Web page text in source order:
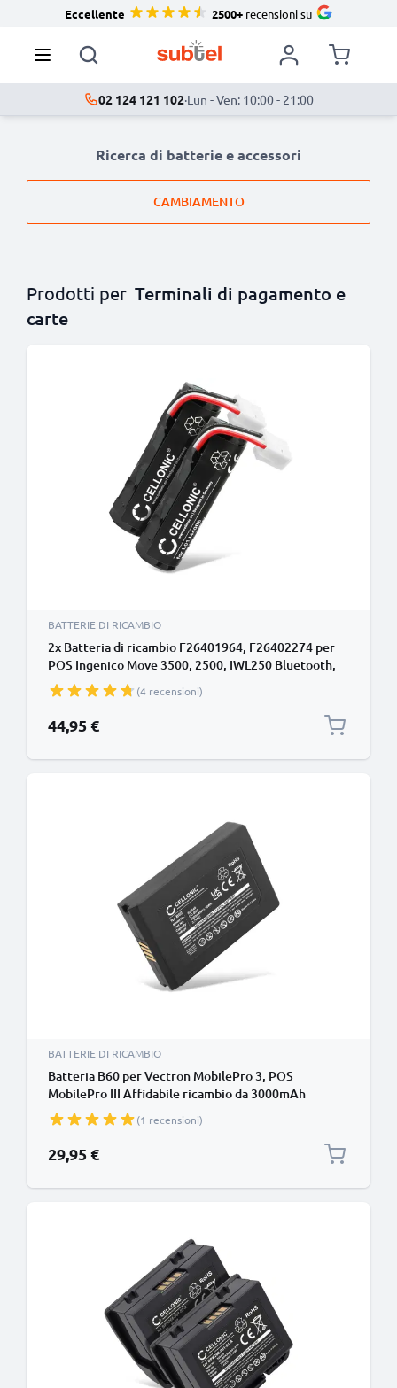
Eccellente 2500+recensioni su
02 124 121 102·Lun - Ven: 10:00 - 21:00
Ricerca di batterie e accessori
CAMBIAMENTO
Prodotti per Terminali di pagamento e
carte
BATTERIE DI RICAMBIO
2x Batteria di ricambio F26401964, F26402274 per
POS Ingenico Move 3500, 2500, IWL250 Bluetooth,
IWL220, IWL252, IWL280, IWE280, IWL251, IWL255
Affidabile sostituzione da 3400mAh per terminale di
pagamento
(4 recensioni)
44,95 €
BATTERIE DI RICAMBIO
Batteria B60 per Vectron MobilePro 3, POS
MobilePro III Affidabile ricambio da 3000mAh
Sostituzione ottimale di batteria di terminale POS
Vectron
(1 recensioni)
29,95 €